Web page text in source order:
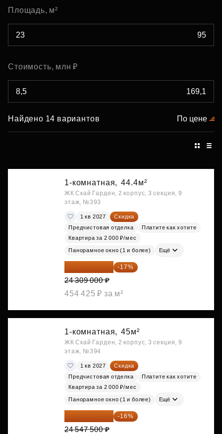
Площадь, м²
Стоимость, млн ₽
Найдено 14 вариантов По цене
1-комнатная, 44.4м²
ЖК Скай Гарден, 2 корпус, 3 секция, 9
этаж, №393
1 кв 2027
Скидка
Предчистовая отделка
Платите как хотите
Квартира за 2 000 ₽/мес
Панорамное окно (1 и более) Ещё
20 176 470 ₽ -17%
24 309 000 ₽
454 425 ₽ за м²
1-комнатная, 45м²
ЖК Скай Гарден, 2 корпус, 3 секция, 9
этаж, №394
1 кв 2027
Скидка
Предчистовая отделка
Платите как хотите
Квартира за 2 000 ₽/мес
Панорамное окно (1 и более) Ещё
20 619 900 ₽ -16%
24 547 500 ₽